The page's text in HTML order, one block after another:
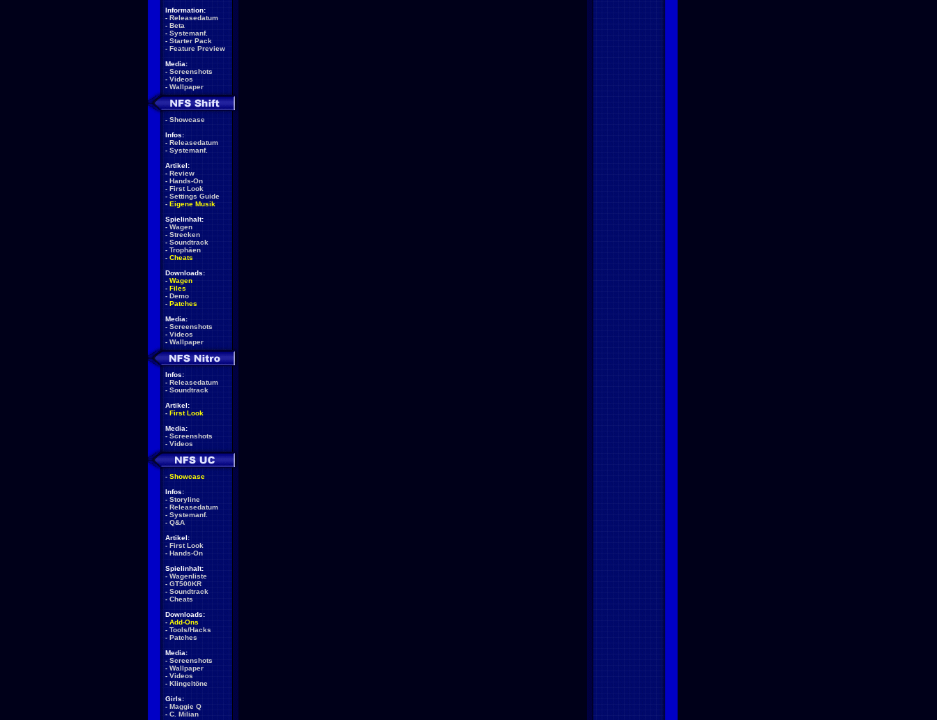
Information:
- Releasedatum
- Beta
- Systemanf.
- Starter Pack
- Feature Preview
Media:
- Screenshots
- Videos
- Wallpaper
- Showcase
Infos:
- Releasedatum
- Systemanf.
Artikel:
- Review
- Hands-On
- First Look
- Settings Guide
- Eigene Musik
Spielinhalt:
- Wagen
- Strecken
- Soundtrack
- Trophäen
- Cheats
Downloads:
- Wagen
- Files
- Demo
- Patches
Media:
- Screenshots
- Videos
- Wallpaper
Infos:
- Releasedatum
- Soundtrack
Artikel:
- First Look
Media:
- Screenshots
- Videos
- Showcase
Infos:
- Storyline
- Releasedatum
- Systemanf.
- Q&A
Artikel:
- First Look
- Hands-On
Spielinhalt:
- Wagenliste
- GT500KR
- Soundtrack
- Cheats
Downloads:
- Add-Ons
- Tools/Hacks
- Patches
Media:
- Screenshots
- Wallpaper
- Videos
- Klingeltöne
Girls:
- Maggie Q
- C. Milian